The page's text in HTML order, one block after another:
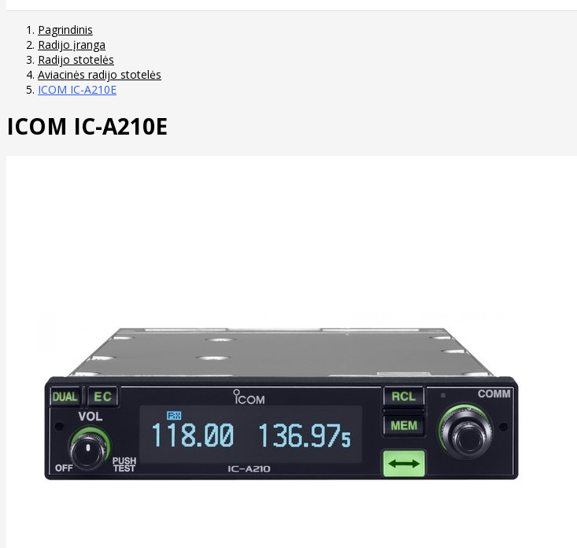
Pagrindinis
Radijo įranga
Radijo stotelės
Aviacinės radijo stotelės
ICOM IC-A210E
ICOM IC-A210E